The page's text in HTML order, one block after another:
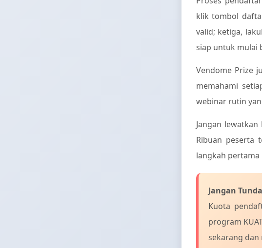
klik tombol
valid; ketiga,
siap untuk mulai
Vendome Prize
memahami
webinar rutin
Jangan
Ribuan peserta
langkah pertama
Jangan
Kuota
program
sekarang dan